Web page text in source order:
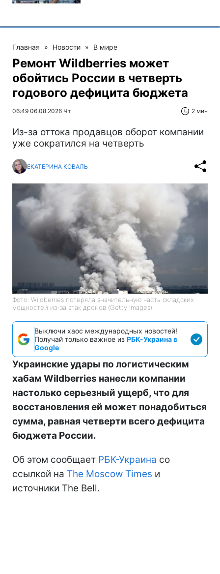
Главная » Новости » В мире
Ремонт Wildberries может
обойтись России в четверть
годового дефицита бюджета
06:49 06.08.2026 Чт 2 мин
Из-за оттока продавцов оборот компании
уже сократился на четверть
ЕКАТЕРИНА КОВАЛЬ
Фото: Wildberries потеряла значительную часть складских
мощностей из-за атак дронов (Getty Images)
Выключи хаос международных новостей!
Получай только важное из РБК-Украина в
Google
Украинские удары по логистическим
хабам Wildberries нанесли компании
настолько серьезный ущерб, что для
восстановления ей может понадобиться
сумма, равная четверти всего дефицита
бюджета России.
Об этом сообщает РБК-Украина со
ссылкой на The Moscow Times и
источники The Bell.